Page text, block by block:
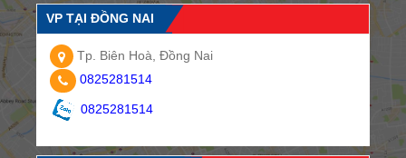
VP TẠI ĐỒNG NAI
Tp. Biên Hoà, Đồng Nai
0825281514
0825281514